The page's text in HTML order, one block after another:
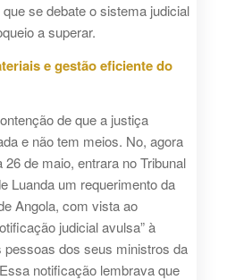
se debate o sistema judicial
a superar.
e gestão eficiente do
de que a justiça
e não tem meios. No, agora
de maio, entrara no Tribunal
Luanda um requerimento da
Angola, com vista ao
judicial avulsa” à
pessoas dos seus ministros da
notificação lembrava que